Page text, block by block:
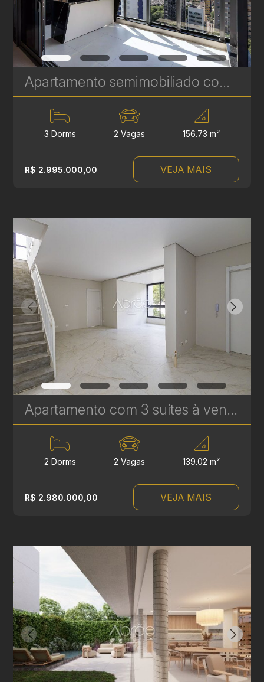
Apartamento semimobiliado com 3 quartos à venda no Talent Água Verde - 156 m² | Ref. 492
3 Dorms 2 Vagas 156.73 m²
R$ 2.995.000,00 VEJA MAIS
Apartamento com 3 suítes à venda no Edifício Casamia - 139,02 m² | Ref. 1771
2 Dorms 2 Vagas 139.02 m²
R$ 2.980.000,00 VEJA MAIS